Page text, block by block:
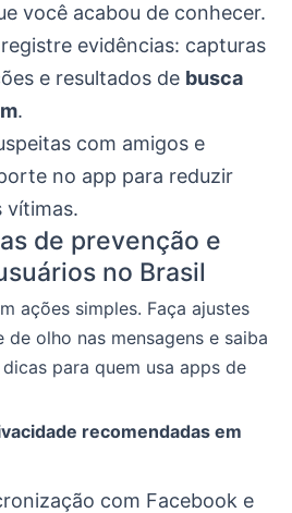
você acabou de conhecer.
evidências: capturas
e resultados de busca
.
com amigos e
no app para reduzir
vítimas.
de prevenção e
no Brasil
ações simples. Faça ajustes
de olho nas mensagens e saiba
para quem usa apps de
recomendadas em
com Facebook e